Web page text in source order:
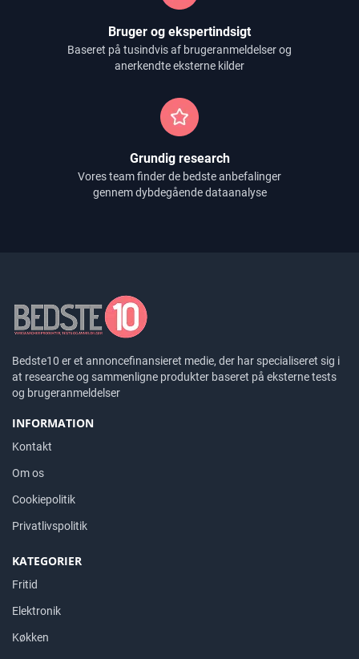
Bruger og ekspertindsigt
Baseret på tusindvis af brugeranmeldelser og
anerkendte eksterne kilder
Grundig research
Vores team finder de bedste anbefalinger
gennem dybdegående dataanalyse
Bedste10 er et annoncefinansieret medie, der har specialiseret sig i
at researche og sammenligne produkter baseret på eksterne tests
og brugeranmeldelser
INFORMATION
Kontakt
Om os
Cookiepolitik
Privatlivspolitik
KATEGORIER
Fritid
Elektronik
Køkken